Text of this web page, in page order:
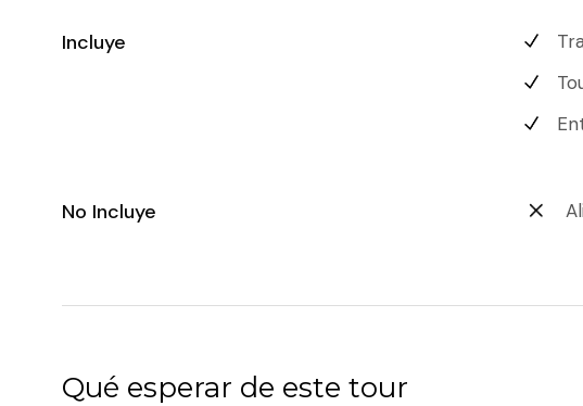
Incluye
No Incluye
Qué esperar de este tour